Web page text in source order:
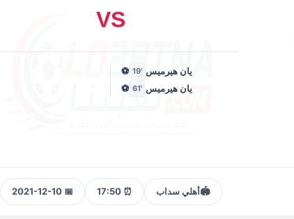
VS
يان هيرميس '19
⚽
يان هيرميس '61
⚽
🏟️أهلي سداب ⏰ 17:50
📅 2021-12-10